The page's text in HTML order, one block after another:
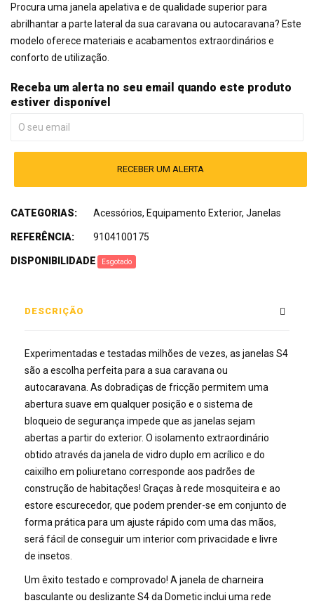
Procura uma janela apelativa e de qualidade superior para
abrilhantar a parte lateral da sua caravana ou autocaravana? Este
modelo oferece materiais e acabamentos extraordinários e
conforto de utilização.
Receba um alerta no seu email quando este produto
estiver disponível
RECEBER UM ALERTA
CATEGORIAS: Acessórios, Equipamento Exterior, Janelas
REFERÊNCIA: 9104100175
DISPONIBILIDADE: Esgotado
DESCRIÇÃO
Experimentadas e testadas milhões de vezes, as janelas S4
são a escolha perfeita para a sua caravana ou
autocaravana. As dobradiças de fricção permitem uma
abertura suave em qualquer posição e o sistema de
bloqueio de segurança impede que as janelas sejam
abertas a partir do exterior. O isolamento extraordinário
obtido através da janela de vidro duplo em acrílico e do
caixilho em poliuretano corresponde aos padrões de
construção de habitações! Graças à rede mosquiteira e ao
estore escurecedor, que podem prender-se em conjunto de
forma prática para um ajuste rápido com uma das mãos,
será fácil de conseguir um interior com privacidade e livre
de insetos.
Um êxito testado e comprovado! A janela de charneira
basculante ou deslizante S4 da Dometic inclui uma rede